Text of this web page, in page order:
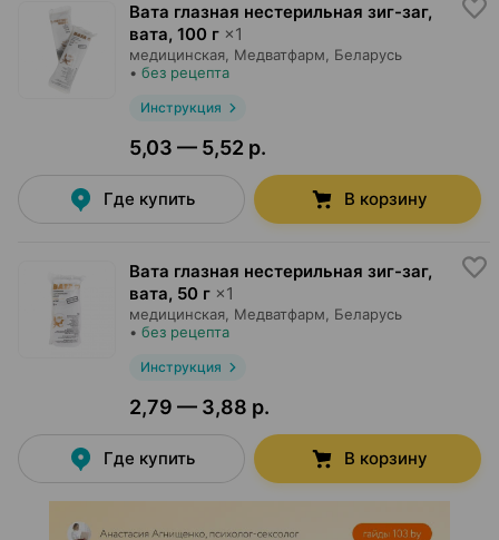
Вата глазная нестерильная зиг-заг,
вата, 100 г ×1
медицинская, Медватфарм , Беларусь
• без рецепта
Инструкция
5,03 — 5,52 р.
Где купить В корзину
Вата глазная нестерильная зиг-заг,
вата, 50 г ×1
медицинская, Медватфарм , Беларусь
• без рецепта
Инструкция
2,79 — 3,88 р.
Где купить В корзину